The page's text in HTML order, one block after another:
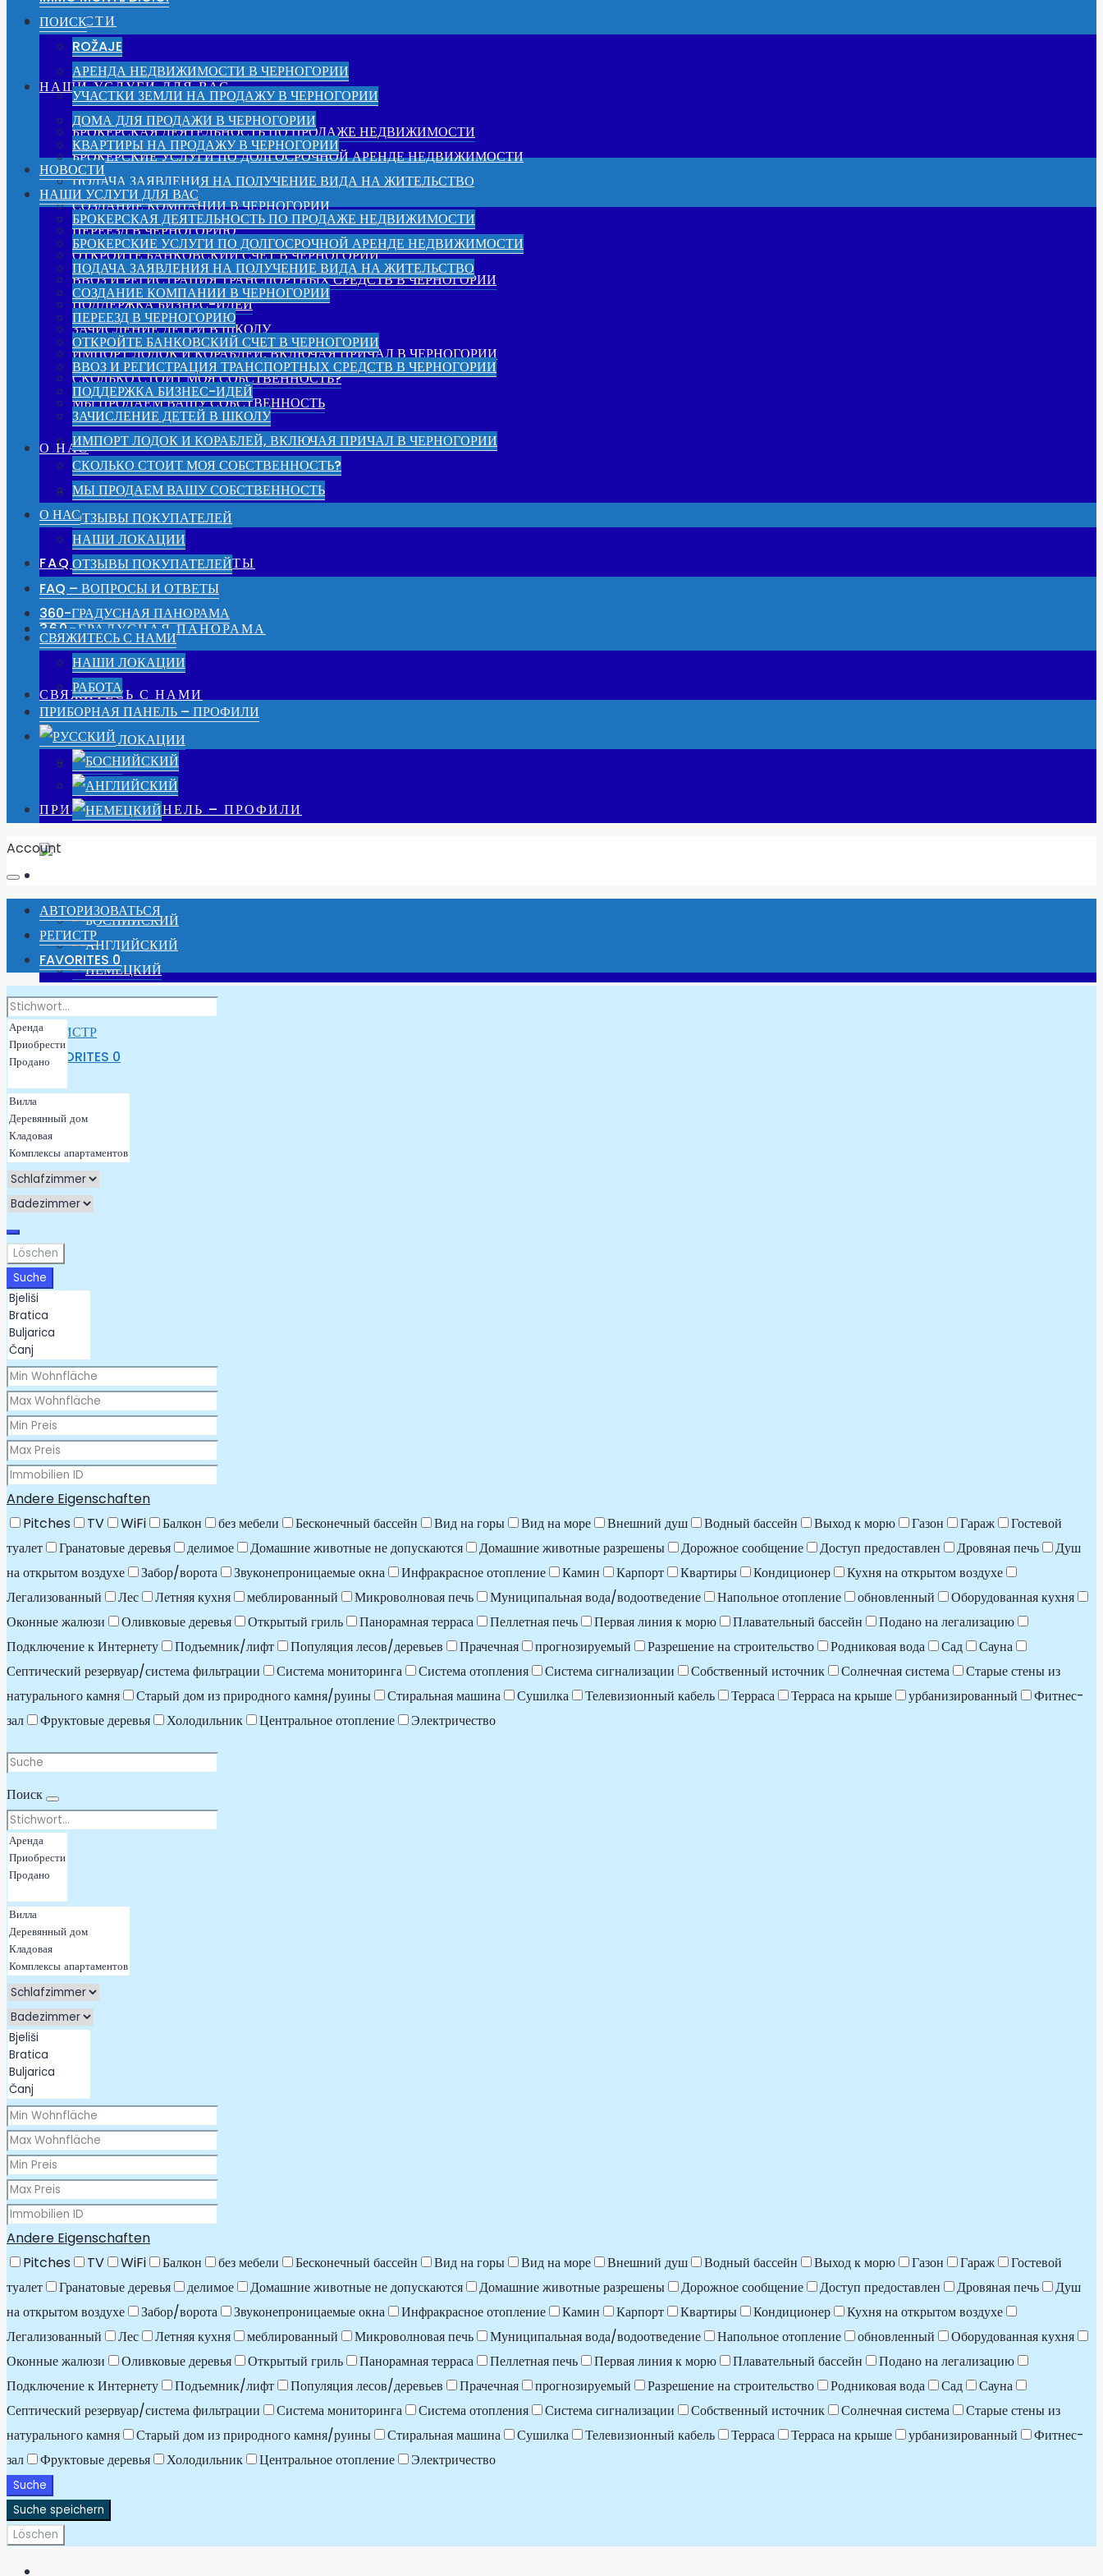
НОВОСТИ
НАШИ УСЛУГИ ДЛЯ ВАС
БРОКЕРСКАЯ ДЕЯТЕЛЬНОСТЬ ПО ПРОДАЖЕ НЕДВИЖИМОСТИ
БРОКЕРСКИЕ УСЛУГИ ПО ДОЛГОСРОЧНОЙ АРЕНДЕ НЕДВИЖИМОСТИ
ПОДАЧА ЗАЯВЛЕНИЯ НА ПОЛУЧЕНИЕ ВИДА НА ЖИТЕЛЬСТВО
СОЗДАНИЕ КОМПАНИИ В ЧЕРНОГОРИИ
ПЕРЕЕЗД В ЧЕРНОГОРИЮ
ОТКРОЙТЕ БАНКОВСКИЙ СЧЕТ В ЧЕРНОГОРИИ
ВВОЗ И РЕГИСТРАЦИЯ ТРАНСПОРТНЫХ СРЕДСТВ В ЧЕРНОГОРИИ
ПОДДЕРЖКА БИЗНЕС-ИДЕЙ
ЗАЧИСЛЕНИЕ ДЕТЕЙ В ШКОЛУ
ИМПОРТ ЛОДОК И КОРАБЛЕЙ, ВКЛЮЧАЯ ПРИЧАЛ В ЧЕРНОГОРИИ
СКОЛЬКО СТОИТ МОЯ СОБСТВЕННОСТЬ?
МЫ ПРОДАЕМ ВАШУ СОБСТВЕННОСТЬ
О НАС
НАШИ ЛОКАЦИИ
ОТЗЫВЫ ПОКУПАТЕЛЕЙ
FAQ – ВОПРОСЫ И ОТВЕТЫ
360-ГРАДУСНАЯ ПАНОРАМА
СВЯЖИТЕСЬ С НАМИ
НАШИ ЛОКАЦИИ
РАБОТА
ПРИБОРНАЯ ПАНЕЛЬ – ПРОФИЛИ
АВТОРИЗОВАТЬСЯ
РЕГИСТР
FAVORITES 0
ПОИСК
ROŽAJE
АРЕНДА НЕДВИЖИМОСТИ В ЧЕРНОГОРИИ
УЧАСТКИ ЗЕМЛИ НА ПРОДАЖУ В ЧЕРНОГОРИИ
ДОМА ДЛЯ ПРОДАЖИ В ЧЕРНОГОРИИ
КВАРТИРЫ НА ПРОДАЖУ В ЧЕРНОГОРИИ
НОВОСТИ
НАШИ УСЛУГИ ДЛЯ ВАС
БРОКЕРСКАЯ ДЕЯТЕЛЬНОСТЬ ПО ПРОДАЖЕ НЕДВИЖИМОСТИ
БРОКЕРСКИЕ УСЛУГИ ПО ДОЛГОСРОЧНОЙ АРЕНДЕ НЕДВИЖИМОСТИ
ПОДАЧА ЗАЯВЛЕНИЯ НА ПОЛУЧЕНИЕ ВИДА НА ЖИТЕЛЬСТВО
СОЗДАНИЕ КОМПАНИИ В ЧЕРНОГОРИИ
ПЕРЕЕЗД В ЧЕРНОГОРИЮ
ОТКРОЙТЕ БАНКОВСКИЙ СЧЕТ В ЧЕРНОГОРИИ
ВВОЗ И РЕГИСТРАЦИЯ ТРАНСПОРТНЫХ СРЕДСТВ В ЧЕРНОГОРИИ
ПОДДЕРЖКА БИЗНЕС-ИДЕЙ
ЗАЧИСЛЕНИЕ ДЕТЕЙ В ШКОЛУ
ИМПОРТ ЛОДОК И КОРАБЛЕЙ, ВКЛЮЧАЯ ПРИЧАЛ В ЧЕРНОГОРИИ
СКОЛЬКО СТОИТ МОЯ СОБСТВЕННОСТЬ?
МЫ ПРОДАЕМ ВАШУ СОБСТВЕННОСТЬ
О НАС
НАШИ ЛОКАЦИИ
ОТЗЫВЫ ПОКУПАТЕЛЕЙ
FAQ – ВОПРОСЫ И ОТВЕТЫ
360-ГРАДУСНАЯ ПАНОРАМА
СВЯЖИТЕСЬ С НАМИ
НАШИ ЛОКАЦИИ
РАБОТА
ПРИБОРНАЯ ПАНЕЛЬ – ПРОФИЛИ
Account
АВТОРИЗОВАТЬСЯ
РЕГИСТР
FAVORITES 0
Löschen
Suche
Andere Eigenschaften
Pitches
TV WiFi Балкон без мебели Бесконечный бассейн Вид на горы Вид на море Внешний душ Водный бассейн Выход к морю Газон Гараж
Гостевой
туалет
Гранатовые деревья делимое Домашние животные не допускаются Домашние животные разрешены Дорожное сообщение Доступ предоставлен Дровяная печь
Душ
на открытом воздухе
Забор/ворота Звуконепроницаемые окна Инфракрасное отопление Камин Карпорт Квартиры Кондиционер
Кухня на открытом воздухе
Легализованный
Лес Летняя кухня меблированный Микроволновая печь Муниципальная вода/водоотведение Напольное отопление обновленный
Оборудованная кухня
Оконные жалюзи
Оливковые деревья Открытый гриль Панорамная терраса Пеллетная печь Первая линия к морю Плавательный бассейн
Подано на легализацию
Подключение к Интернету
Подъемник/лифт Популяция лесов/деревьев Прачечная прогнозируемый Разрешение на строительство Родниковая вода Сад
Сауна
Септический резервуар/система фильтрации
Система мониторинга Система отопления Система сигнализации Собственный источник Солнечная система
Старые стены из
натурального камня
Старый дом из природного камня/руины Стиральная машина Сушилка Телевизионный кабель Терраса Терраса на крыше урбанизированный
Фитнес-
зал
Фруктовые деревья Холодильник Центральное отопление Электричество
Поиск
Andere Eigenschaften
Pitches
TV WiFi Балкон без мебели Бесконечный бассейн Вид на горы Вид на море Внешний душ Водный бассейн Выход к морю Газон Гараж
Гостевой
туалет
Гранатовые деревья делимое Домашние животные не допускаются Домашние животные разрешены Дорожное сообщение Доступ предоставлен Дровяная печь
Душ
на открытом воздухе
Забор/ворота Звуконепроницаемые окна Инфракрасное отопление Камин Карпорт Квартиры Кондиционер
Кухня на открытом воздухе
Легализованный
Лес Летняя кухня меблированный Микроволновая печь Муниципальная вода/водоотведение Напольное отопление обновленный
Оборудованная кухня
Оконные жалюзи
Оливковые деревья Открытый гриль Панорамная терраса Пеллетная печь Первая линия к морю Плавательный бассейн
Подано на легализацию
Подключение к Интернету
Подъемник/лифт Популяция лесов/деревьев Прачечная прогнозируемый Разрешение на строительство Родниковая вода Сад
Сауна
Септический резервуар/система фильтрации
Система мониторинга Система отопления Система сигнализации Собственный источник Солнечная система
Старые стены из
натурального камня
Старый дом из природного камня/руины Стиральная машина Сушилка Телевизионный кабель Терраса Терраса на крыше урбанизированный
Фитнес-
зал
Фруктовые деревья Холодильник Центральное отопление Электричество
Suche
Suche speichern
Löschen